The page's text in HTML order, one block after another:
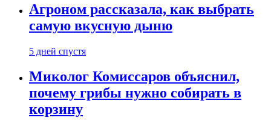
Агроном рассказала, как выбрать
самую вкусную дыню
5 дней спустя
Миколог Комиссаров объяснил,
почему грибы нужно собирать в
корзину